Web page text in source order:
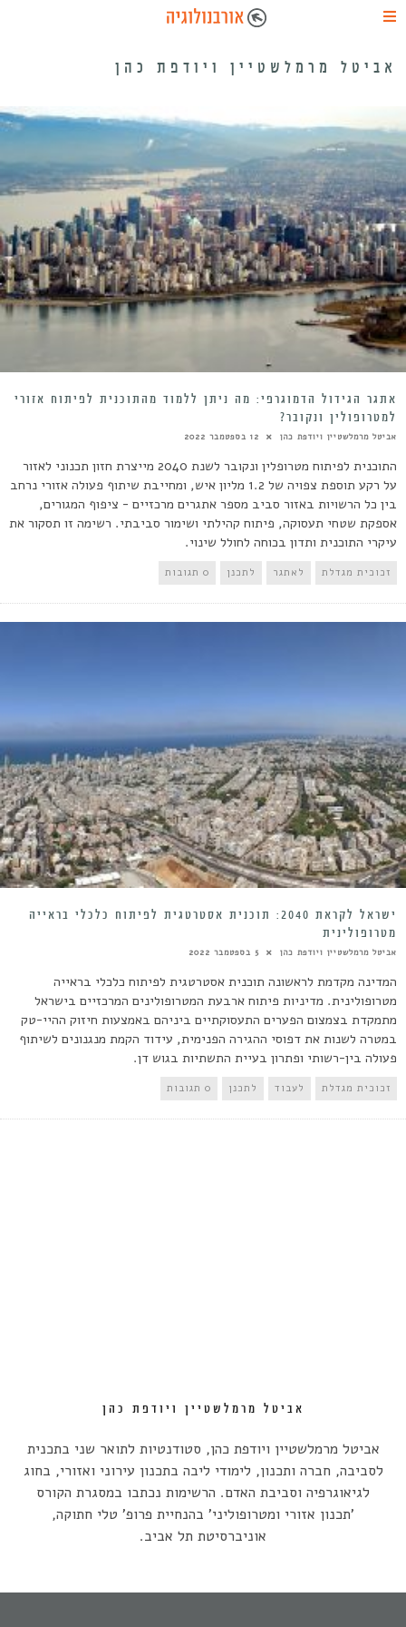
אביטל מרמלשטיין ויודפת כהן
אתגר הגידול הדמוגרפי: מה ניתן ללמוד מהתוכנית לפיתוח אזורי
למטרופולין ונקובר?
אביטל מרמלשטיין ויודפת כהן 12 בספטמבר 2022
התוכנית לפיתוח מטרופלין ונקובר לשנת 2040 מייצרת חזון תכנוני לאזור
על רקע תוספת צפויה של 1.2 מליון איש, ומחייבת שיתוף פעולה אזורי נרחב
בין כל הרשויות באזור סביב מספר אתגרים מרכזיים - ציפוף המגורים,
אספקת שטחי תעסוקה, פיתוח קהילתי ושימור סביבתי. רשימה זו תסקור את
עיקרי התוכנית ותדון בכוחה לחולל שינוי.
זכוכית מגדלת לאתגר לתכנן 0 תגובות
ישראל לקראת 2040: תוכנית אסטרטגית לפיתוח כלכלי בראייה
מטרופולינית
אביטל מרמלשטיין ויודפת כהן 5 בספטמבר 2022
המדינה מקדמת לראשונה תוכנית אסטרטגית לפיתוח כלכלי בראייה
מטרופולינית. מדיניות פיתוח ארבעת המטרופולינים המרכזיים בישראל
מתמקדת בצמצום הפערים התעסוקתיים ביניהם באמצעות חיזוק ההיי-טק
במטרה לשנות את דפוסי ההגירה הפנימית, עידוד הקמת מנגנונים לשיתוף
פעולה בין-רשותי ופתרון בעיית התשתיות בגוש דן.
זכוכית מגדלת לעבוד לתכנן 0 תגובות
אביטל מרמלשטיין ויודפת כהן
אביטל מרמלשטיין ויודפת כהן, סטודנטיות לתואר שני בתכנית
לסביבה, חברה ותכנון, לימודי ליבה בתכנון עירוני ואזורי, בחוג
לגיאוגרפיה וסביבת האדם. הרשימות נכתבו במסגרת הקורס
'תכנון אזורי ומטרופוליני' בהנחיית פרופ' טלי חתוקה,
אוניברסיטת תל אביב.